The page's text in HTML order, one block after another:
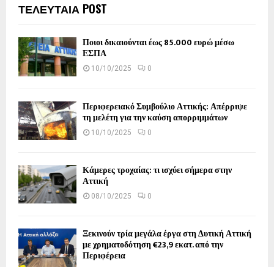
ΤΕΛΕΥΤΑΙΑ POST
Ποιοι δικαιούνται έως 85.000 ευρώ μέσω
ΕΣΠΑ
10/10/2025 0
Περιφερειακό Συμβούλιο Αττικής: Απέρριψε
τη μελέτη για την καύση απορριμμάτων
10/10/2025 0
Κάμερες τροχαίας: τι ισχύει σήμερα στην
Αττική
08/10/2025 0
Ξεκινούν τρία μεγάλα έργα στη Δυτική Αττική
με χρηματοδότηση €23,9 εκατ. από την
Περιφέρεια